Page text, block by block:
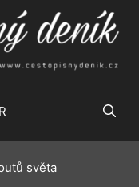
světa